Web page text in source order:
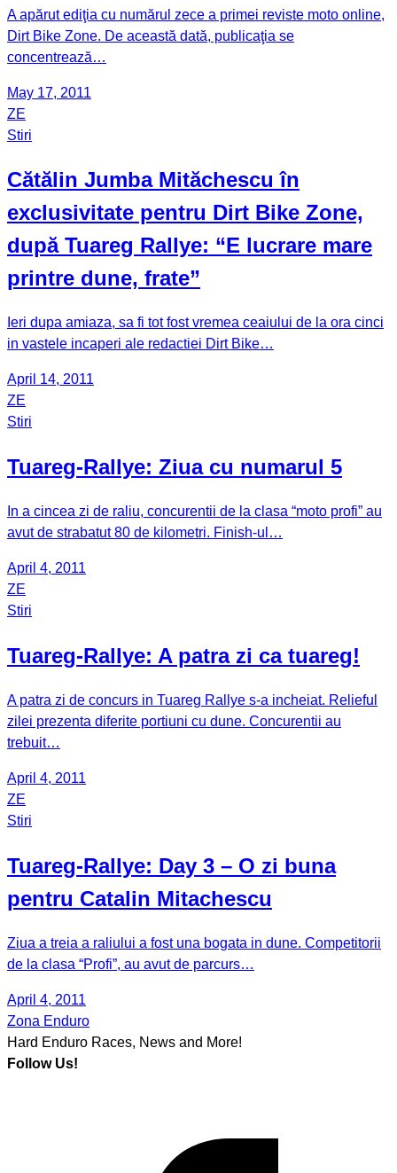
A apărut ediţia cu numărul zece a primei reviste moto online,
Dirt Bike Zone. De această dată, publicaţia se
concentrează…
May 17, 2011
ZE
Stiri
Cătălin Jumba Mităchescu în
exclusivitate pentru Dirt Bike Zone,
după Tuareg Rallye: “E lucrare mare
printre dune, frate”
Ieri dupa amiaza, sa fi tot fost vremea ceaiului de la ora cinci
in vastele incaperi ale redactiei Dirt Bike…
April 14, 2011
ZE
Stiri
Tuareg-Rallye: Ziua cu numarul 5
In a cincea zi de raliu, concurentii de la clasa “moto profi” au
avut de strabatut 80 de kilometri. Finish-ul…
April 4, 2011
ZE
Stiri
Tuareg-Rallye: A patra zi ca tuareg!
A patra zi de concurs in Tuareg Rallye s-a incheiat. Relieful
zilei prezenta diferite portiuni cu dune. Concurentii au
trebuit…
April 4, 2011
ZE
Stiri
Tuareg-Rallye: Day 3 – O zi buna
pentru Catalin Mitachescu
Ziua a treia a raliului a fost una bogata in dune. Competitorii
de la clasa “Profi”, au avut de parcurs…
April 4, 2011
Zona Enduro
Hard Enduro Races, News and More!
Follow Us!